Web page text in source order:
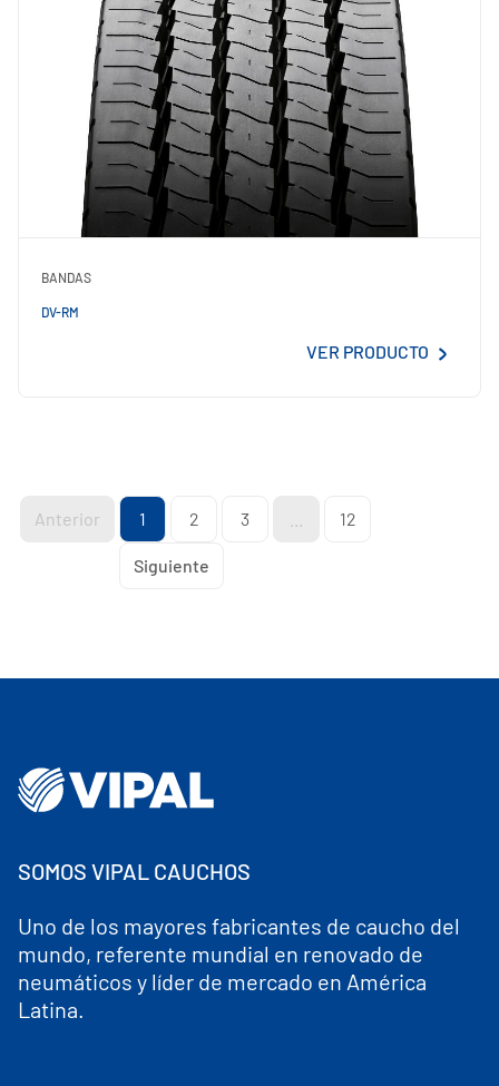
BANDAS
DV-RM
VER PRODUCTO
Anterior 1 2 3 12
Siguiente
SOMOS VIPAL CAUCHOS
Uno de los mayores fabricantes de caucho del
mundo, referente mundial en renovado de
neumáticos y líder de mercado en América
Latina.